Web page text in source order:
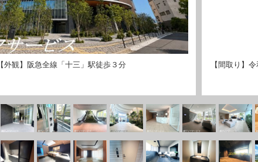
【外観】阪急全線「十三」駅徒歩３分
【間取り】